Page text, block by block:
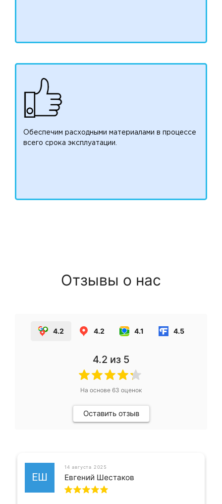
Обеспечим расходными материалами в процессе
всего срока эксплуатации.
Отзывы о нас
4.2 4.2 4.1 4.5
4.2 из 5
На основе 63 оценок
Оставить отзыв
ЕШ
14 августа 2025
Евгений Шестаков